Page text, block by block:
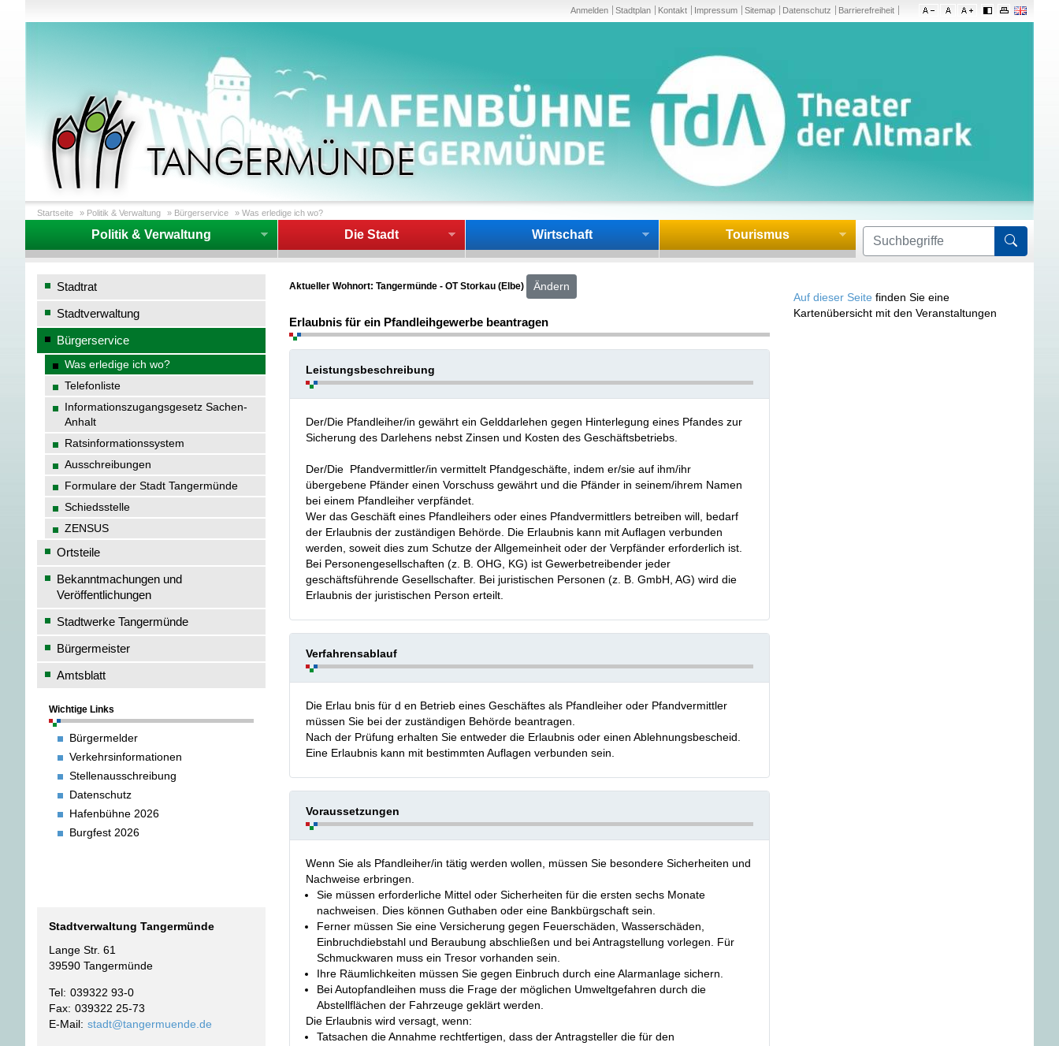
Anmelden Stadtplan Kontakt Impressum Sitemap Datenschutz Barrierefreiheit
Startseite » Politik & Verwaltung » Bürgerservice » Was erledige ich wo?
Politik & Verwaltung Die Stadt Wirtschaft Tourismus
Aktueller Wohnort: Tangermünde - OT Storkau (Elbe) Ändern
Erlaubnis für ein Pfandleihgewerbe beantragen
Leistungsbeschreibung
Der/Die Pfandleiher/in gewährt ein Gelddarlehen gegen Hinterlegung eines Pfandes zur
Sicherung des Darlehens nebst Zinsen und Kosten des Geschäftsbetriebs.
Der/Die Pfandvermittler/in vermittelt Pfandgeschäfte, indem er/sie auf ihm/ihr
übergebene Pfänder einen Vorschuss gewährt und die Pfänder in seinem/ihrem Namen
bei einem Pfandleiher verpfändet.
Wer das Geschäft eines Pfandleihers oder eines Pfandvermittlers betreiben will, bedarf
der Erlaubnis der zuständigen Behörde. Die Erlaubnis kann mit Auflagen verbunden
werden, soweit dies zum Schutze der Allgemeinheit oder der Verpfänder erforderlich ist.
Bei Personengesellschaften (z. B. OHG, KG) ist Gewerbetreibender jeder
geschäftsführende Gesellschafter. Bei juristischen Personen (z. B. GmbH, AG) wird die
Erlaubnis der juristischen Person erteilt.
Verfahrensablauf
Die Erlau bnis für d en Betrieb eines Geschäftes als Pfandleiher oder Pfandvermittler
müssen Sie bei der zuständigen Behörde beantragen.
Nach der Prüfung erhalten Sie entweder die Erlaubnis oder einen Ablehnungsbescheid.
Eine Erlaubnis kann mit bestimmten Auflagen verbunden sein.
Voraussetzungen
Wenn Sie als Pfandleiher/in tätig werden wollen, müssen Sie besondere Sicherheiten und
Nachweise erbringen.
Sie müssen erforderliche Mittel oder Sicherheiten für die ersten sechs Monate
nachweisen. Dies können Guthaben oder eine Bankbürgschaft sein.
Ferner müssen Sie eine Versicherung gegen Feuerschäden, Wasserschäden,
Einbruchdiebstahl und Beraubung abschließen und bei Antragstellung vorlegen. Für
Schmuckwaren muss ein Tresor vorhanden sein.
Ihre Räumlichkeiten müssen Sie gegen Einbruch durch eine Alarmanlage sichern.
Bei Autopfandleihen muss die Frage der möglichen Umweltgefahren durch die
Abstellflächen der Fahrzeuge geklärt werden.
Die Erlaubnis wird versagt, wenn:
Tatsachen die Annahme rechtfertigen, dass der Antragsteller die für den
Stadtrat
Stadtverwaltung
Bürgerservice
Was erledige ich wo?
Telefonliste
Informationszugangsgesetz Sachen-
Anhalt
Ratsinformationssystem
Ausschreibungen
Formulare der Stadt Tangermünde
Schiedsstelle
ZENSUS
Ortsteile
Bekanntmachungen und
Veröffentlichungen
Stadtwerke Tangermünde
Bürgermeister
Amtsblatt
Wichtige Links
Bürgermelder
Verkehrsinformationen
Stellenausschreibung
Datenschutz
Hafenbühne 2026
Burgfest 2026
Stadtverwaltung Tangermünde
Lange Str. 61
39590 Tangermünde
Tel
039322 93-0
Fax 039322 25-73
E-Mail
stadt@tangermuende.de
Auf dieser Seite finden Sie eine
Kartenübersicht mit den Veranstaltungen